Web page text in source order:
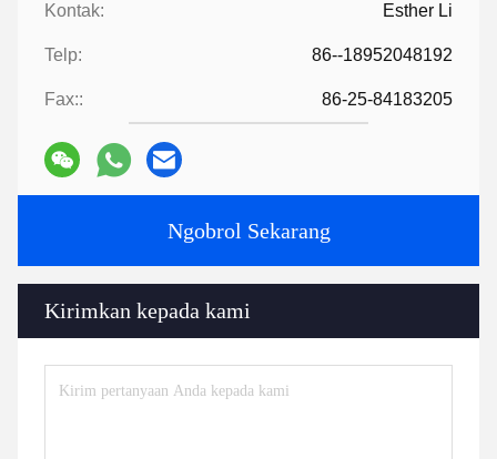
Kontak: Esther Li
Telp: 86--18952048192
Fax:: 86-25-84183205
Ngobrol Sekarang
Kirimkan kepada kami